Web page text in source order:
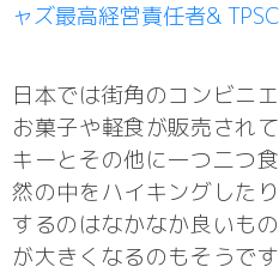
ャズ最高経営責任者&
日本では街角のコンビニ
お菓子や軽食が販売され
キーとその他に一つ二つ
然の中をハイキングした
するのはなかなか良いも
が大きくなるのもそうで